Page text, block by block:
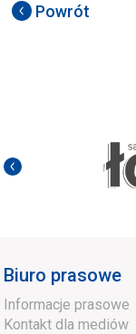
Powrót
Biuro prasowe
Informacje prasowe
Kontakt dla mediów